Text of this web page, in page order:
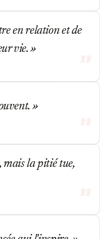
en relation et de
vie.
mais la pitié tue,